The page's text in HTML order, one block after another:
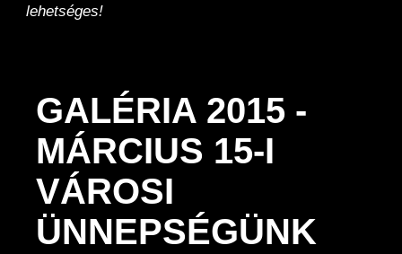
lehetséges!
GALÉRIA 2015 -
MÁRCIUS 15-I
VÁROSI
ÜNNEPSÉGÜNK